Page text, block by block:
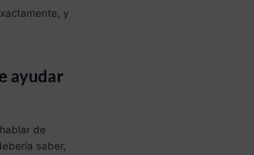
y
ayudar
de
saber,